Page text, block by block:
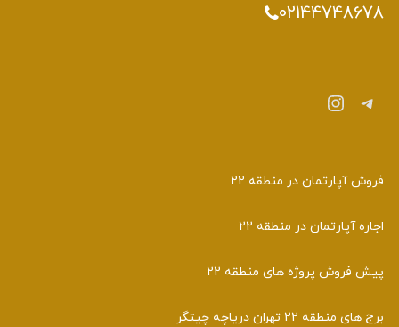
02144748678
تلگراماینستاگرم
فروش آپارتمان در منطقه 22
اجاره آپارتمان در منطقه 22
پیش فروش پروژه های منطقه 22
برج های منطقه 22 تهران دریاچه چیتگر